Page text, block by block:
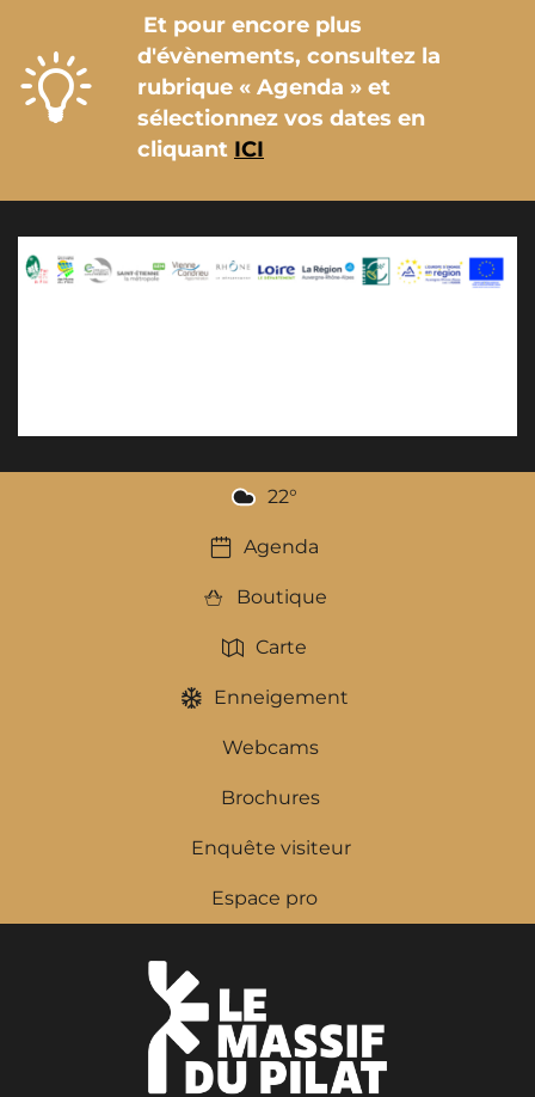
Et pour encore plus
d'évènements, consultez la
rubrique « Agenda » et
sélectionnez vos dates en
cliquant ICI
22°
Agenda
Boutique
Carte
Enneigement
Webcams
Brochures
Enquête visiteur
Espace pro